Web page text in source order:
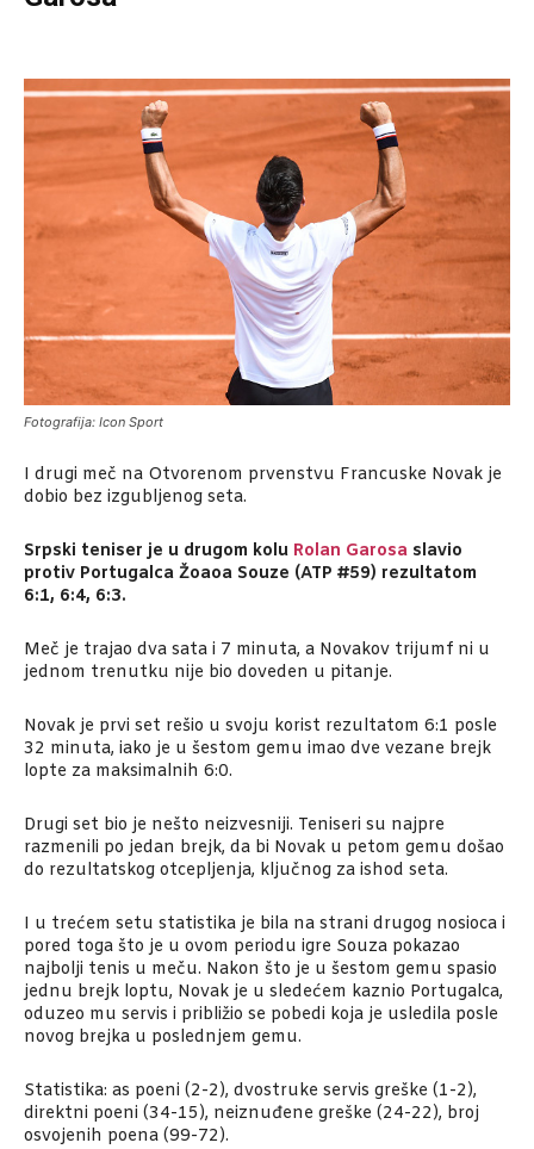
Fotografija: Icon Sport
I drugi meč na Otvorenom prvenstvu Francuske Novak je
dobio bez izgubljenog seta.
Srpski teniser je u drugom kolu Rolan Garosa slavio
protiv Portugalca Žoaoa Souze (ATP #59) rezultatom
6:1, 6:4, 6:3.
Meč je trajao dva sata i 7 minuta, a Novakov trijumf ni u
jednom trenutku nije bio doveden u pitanje.
Novak je prvi set rešio u svoju korist rezultatom 6:1 posle
32 minuta, iako je u šestom gemu imao dve vezane brejk
lopte za maksimalnih 6:0.
Drugi set bio je nešto neizvesniji. Teniseri su najpre
razmenili po jedan brejk, da bi Novak u petom gemu došao
do rezultatskog otcepljenja, ključnog za ishod seta.
I u trećem setu statistika je bila na strani drugog nosioca i
pored toga što je u ovom periodu igre Souza pokazao
najbolji tenis u meču. Nakon što je u šestom gemu spasio
jednu brejk loptu, Novak je u sledećem kaznio Portugalca,
oduzeo mu servis i približio se pobedi koja je usledila posle
novog brejka u poslednjem gemu.
Statistika: as poeni (2-2), dvostruke servis greške (1-2),
direktni poeni (34-15), neiznuđene greške (24-22), broj
osvojenih poena (99-72).